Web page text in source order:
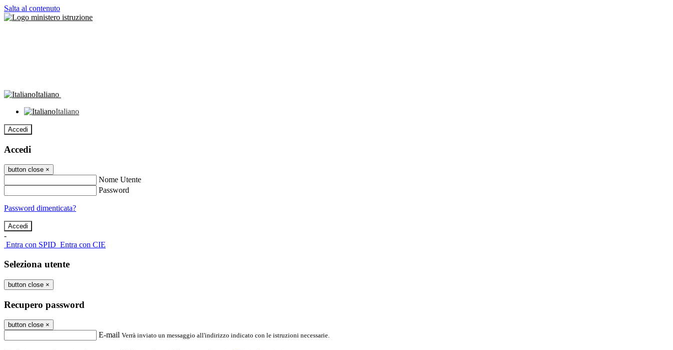
Salta al contenuto
Italiano
Italiano
Accedi
Accedi
button close ×
Nome Utente
Password
Password dimenticata?
-
Entra con SPID Entra con CIE
Seleziona utente
button close ×
Recupero password
button close ×
E-mail Verrà inviato un messaggio all'indirizzo indicato con le istruzioni necessarie.